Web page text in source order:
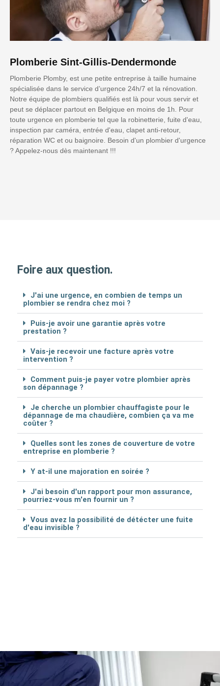
Plomberie Sint-Gillis-Dendermonde
Plomberie Plomby, est une petite entreprise à taille humaine
spécialisée dans le service d’urgence 24h/7 et la rénovation.
Notre équipe de plombiers qualifiés est là pour vous servir et
peut se déplacer partout en Belgique en moins de 1h. Pour
toute urgence en plomberie tel que la robinetterie, fuite d'eau,
inspection par caméra, entrée d'eau, clapet anti-retour,
réparation WC et ou baignoire. Besoin d'un plombier d'urgence
? Appelez-nous dès maintenant !!!
Foire aux question.
J'ai une urgence, en combien de temps un
plombier se rendra chez moi ?
Puis-je avoir une garantie après votre
prestation ?
Vais-je recevoir une facture après votre
intervention ?
Comment puis-je payer votre plombier après
son dépannage ?
Je cherche un plombier chauffagiste pour le
dépannage de ma chaudière, combien ça va me
coûter ?
Quelles sont les zones de couverture de votre
entreprise en plomberie ?
Y at-il une majoration en soirée ?
J'ai besoin d'un rapport pour mon assurance,
pourriez-vous m'en fournir un ?
Vous avez la possibilité de détécter une fuite
d'eau invisible ?